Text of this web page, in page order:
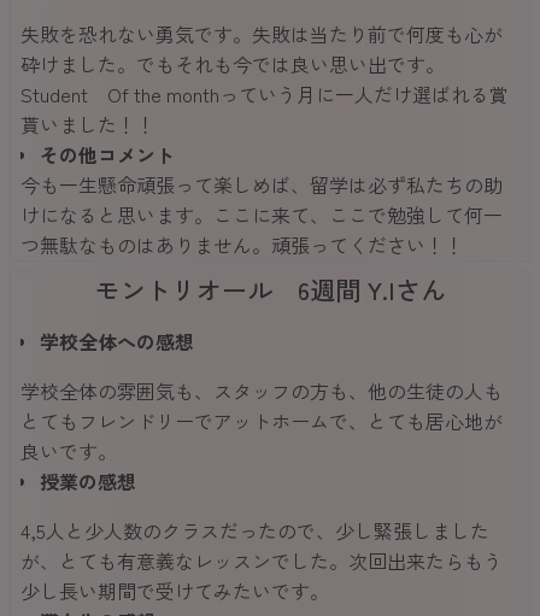
失敗を恐れない勇気です。失敗は当たり前で何度も心が
砕けました。でもそれも今では良い思い出です。
Student Of the monthっていう月に一人だけ選ばれる賞
貰いました！！
その他コメント
今も一生懸命頑張って楽しめば、留学は必ず私たちの助
けになると思います。ここに来て、ここで勉強して何一
つ無駄なものはありません。頑張ってください！！
モントリオール 6週間 Y.Iさん
学校全体への感想
学校全体の雰囲気も、スタッフの方も、他の生徒の人も
とてもフレンドリーでアットホームで、とても居心地が
良いです。
授業の感想
4,5人と少人数のクラスだったので、少し緊張しました
が、とても有意義なレッスンでした。次回出来たらもう
少し長い期間で受けてみたいです。